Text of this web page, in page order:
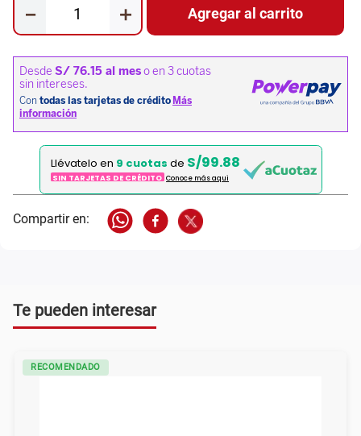
＋
－ Agregar al carrito
Llévatelo en 9 cuotas de S/99.88
SIN TARJETAS DE CRÉDITO Conoce más aqui
Te pueden interesar
RECOMENDADO